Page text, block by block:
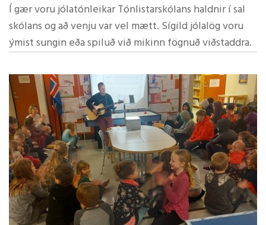
Í gær voru jólatónleikar Tónlistarskólans haldnir í sal
skólans og að venju var vel mætt. Sígild jólalög voru
ýmist sungin eða spiluð við mikinn fögnuð viðstaddra.